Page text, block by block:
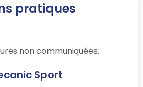
pratiques
non communiquées.
Sport